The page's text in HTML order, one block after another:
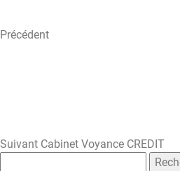
Précédent
Suivant Cabinet Voyance CREDIT